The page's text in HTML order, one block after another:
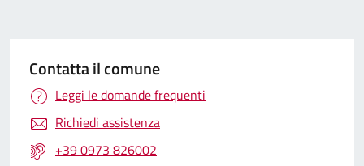
Contatta il comune
Leggi le domande frequenti
Richiedi assistenza
+39 0973 826002